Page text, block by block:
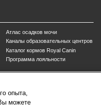
Атлас осадков мочи
Каналы образовательных центров
Каталог кормов Royal Canin
Программа лояльности
опыта,
можете